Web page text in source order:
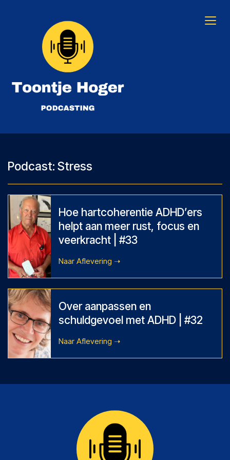
Toontje Hoger Podcasting
Podcast: Stress
Hoe hartcoherentie ADHD’ers
helpt aan meer rust, focus en
veerkracht | #33
View Episode
Over aanpassen en
schuldgevoel met ADHD | #32
View Episode